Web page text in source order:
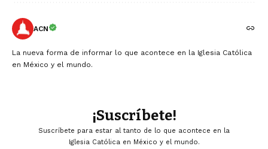
ACN
La nueva forma de informar lo que acontece en la Iglesia Católica
en México y el mundo.
¡Suscríbete!
Suscríbete para estar al tanto de lo que acontece en la
Iglesia Católica en México y el mundo.